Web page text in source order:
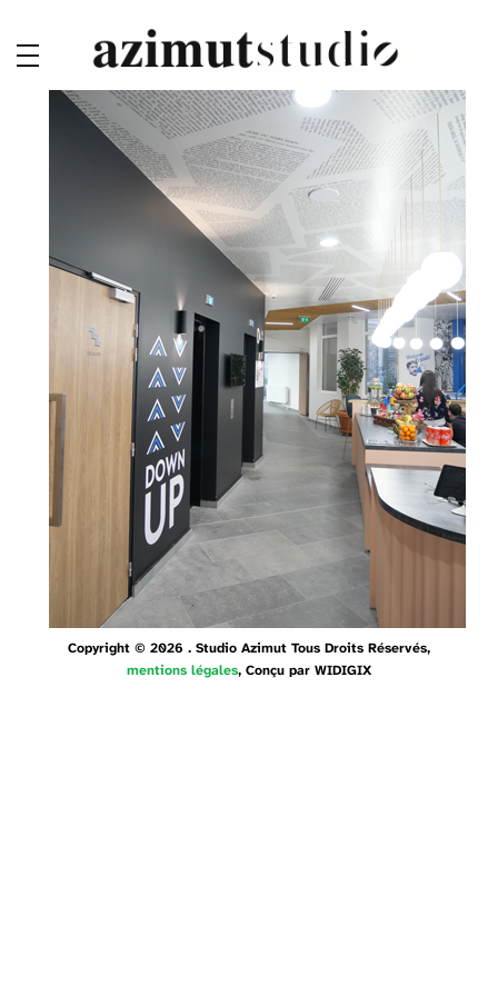
Copyright © 2026 . Studio Azimut Tous Droits Réservés,
mentions légales, Conçu par WIDIGIX